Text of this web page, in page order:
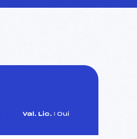
Val. Lic. : Oui